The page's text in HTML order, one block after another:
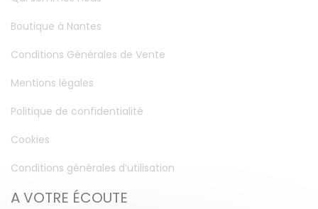
Boutique à Nantes
Conditions Générales de Vente
Mentions légales
Politique de confidentialité
Cookies
Conditions générales d’utilisation
A VOTRE ÉCOUTE